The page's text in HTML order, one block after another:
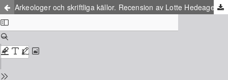
Arkeologer och skriftliga källor. Recension av Lotte Hedeager, Skuggor ur en annan verklighet: Fornnordiska myter